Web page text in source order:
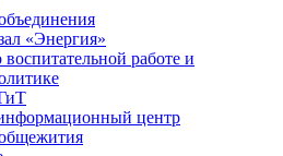
«Энергия»
работе и
центр